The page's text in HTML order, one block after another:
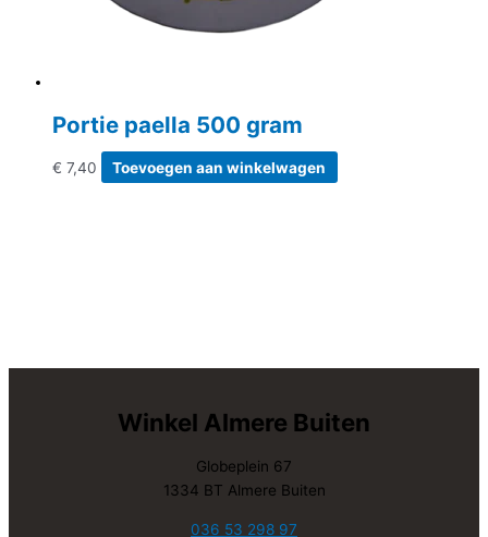
Portie paella 500 gram
€ 7,40 Toevoegen aan winkelwagen
Winkel Almere Buiten
Globeplein 67
1334 BT Almere Buiten
036 53 298 97